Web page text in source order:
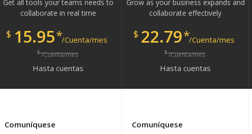
Get all tools your teams needs to
collaborate in real time
$ 15.95*/Cuenta/mes
$/Cuenta/mes
Hasta cuentas
Comuníquese
Grow as your business expands and
collaborate effectively
$ 22.79*/Cuenta/mes
$/Cuenta/mes
Hasta cuentas
Comuníquese